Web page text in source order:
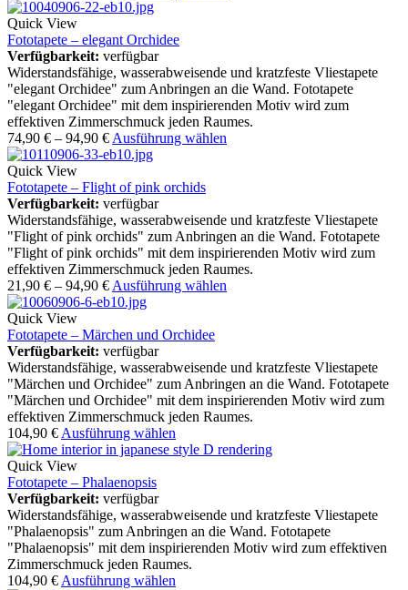
Quick View
Fototapete – elegant Orchidee
Verfügbarkeit: verfügbar
Widerstandsfähige, wasserabweisende und kratzfeste Vliestapete
"elegant Orchidee" zum Anbringen an die Wand. Fototapete
"elegant Orchidee" mit dem inspirierenden Motiv wird zum
effektiven Zimmerschmuck jeden Raumes.
74,90 € – 94,90 € Ausführung wählen
Quick View
Fototapete – Flight of pink orchids
Verfügbarkeit: verfügbar
Widerstandsfähige, wasserabweisende und kratzfeste Vliestapete
"Flight of pink orchids" zum Anbringen an die Wand. Fototapete
"Flight of pink orchids" mit dem inspirierenden Motiv wird zum
effektiven Zimmerschmuck jeden Raumes.
21,90 € – 94,90 € Ausführung wählen
Quick View
Fototapete – Märchen und Orchidee
Verfügbarkeit: verfügbar
Widerstandsfähige, wasserabweisende und kratzfeste Vliestapete
"Märchen und Orchidee" zum Anbringen an die Wand. Fototapete
"Märchen und Orchidee" mit dem inspirierenden Motiv wird zum
effektiven Zimmerschmuck jeden Raumes.
104,90 € Ausführung wählen
Quick View
Fototapete – Phalaenopsis
Verfügbarkeit: verfügbar
Widerstandsfähige, wasserabweisende und kratzfeste Vliestapete
"Phalaenopsis" zum Anbringen an die Wand. Fototapete
"Phalaenopsis" mit dem inspirierenden Motiv wird zum effektiven
Zimmerschmuck jeden Raumes.
104,90 € Ausführung wählen